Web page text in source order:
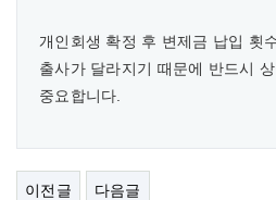
개인회생 확정 후 변제금 납입 횟
출사가 달라지기 때문에 반드시
중요합니다.
이전글 다음글